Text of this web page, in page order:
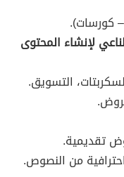
كورسات).